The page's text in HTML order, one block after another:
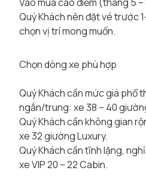
Quý Khách nên đặt vé trước
chọn vị trí mong muốn.
Chọn dòng xe phù hợp
Quý Khách cần mức giá phổ
ngắn/trung: xe 38 – 40
Quý Khách cần không gian
xe 32 giường Luxury.
Quý Khách cần tĩnh lặng,
xe VIP 20 – 22 Cabin.